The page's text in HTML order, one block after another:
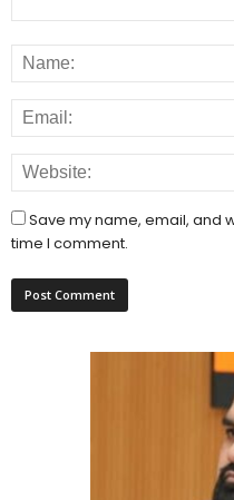
Save my name, email, and
time I comment.